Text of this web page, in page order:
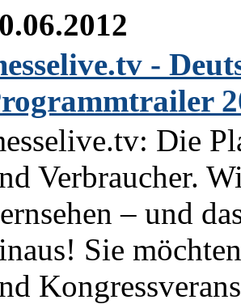
-
Die
Verbraucher.
– und
Sie